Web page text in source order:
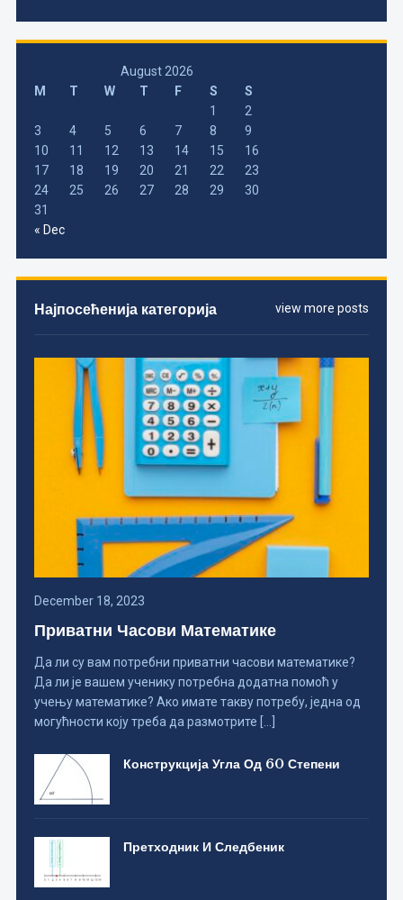
August 2026
M
T W T F S
S
1
2
3
4 5 6 7 8
9
10
11 12 13 14 15
16
17
18 19 20 21 22
23
24
25 26 27 28 29
30
31
« Dec
view more posts
Најпосећенија категорија
December 18, 2023
Приватни Часови Математике
Да ли су вам потребни приватни часови математике?
Да ли је вашем ученику потребна додатна помоћ у
учењу математике? Ако имате такву потребу, једна од
могућности коју треба да размотрите […]
Конструкција Угла Од 60 Степени
Претходник И Следбеник